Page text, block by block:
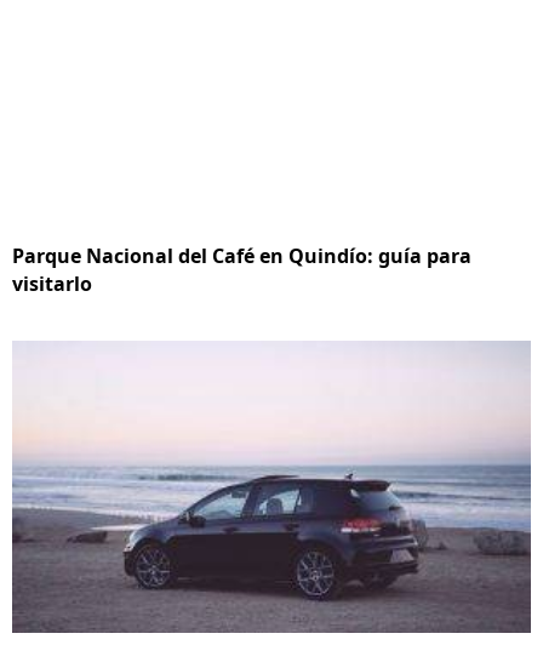
Parque Nacional del Café en Quindío: guía para
visitarlo